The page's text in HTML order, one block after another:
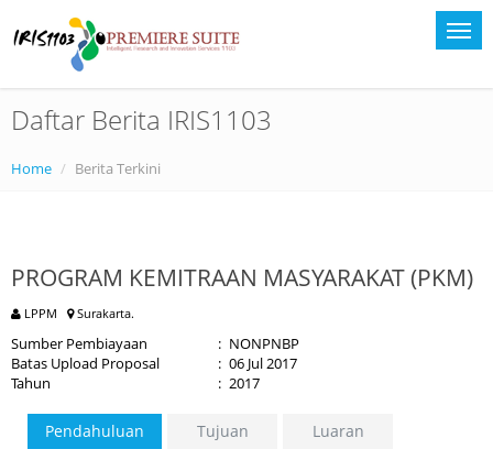
Daftar Berita IRIS1103
Home Berita Terkini
PROGRAM KEMITRAAN MASYARAKAT (PKM)
LPPM Surakarta.
Sumber Pembiayaan : NONPNBP
Batas Upload Proposal
: 06 Jul 2017
Tahun
: 2017
Pendahuluan Tujuan
Luaran